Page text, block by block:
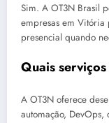
Sim. A OT3N Brasil
empresas em
presencial quando
Quais
A OT3N oferece
automação, DevOps,